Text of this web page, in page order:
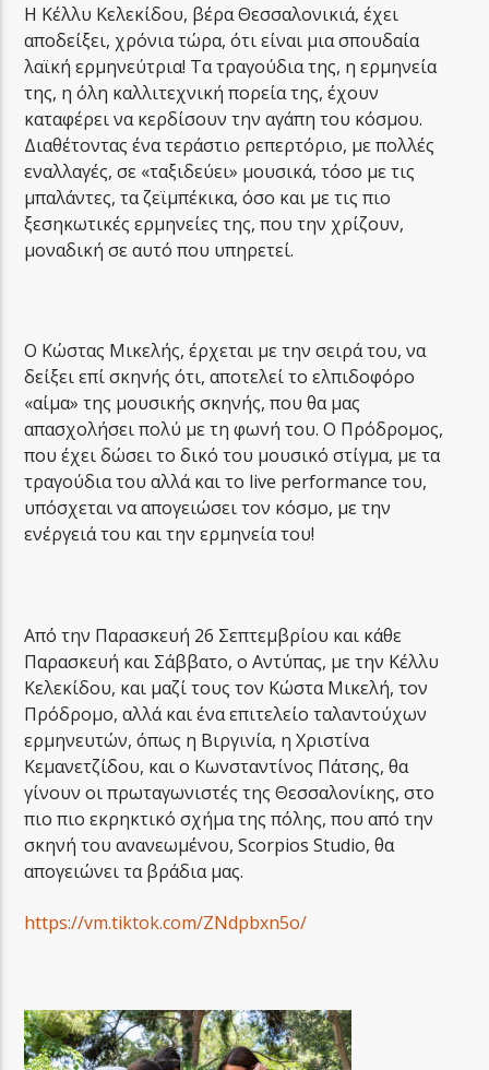
Η Κέλλυ Κελεκίδου, βέρα Θεσσαλονικιά, έχει
αποδείξει, χρόνια τώρα, ότι είναι μια σπουδαία
λαϊκή ερμηνεύτρια! Τα τραγούδια της, η ερμηνεία
της, η όλη καλλιτεχνική πορεία της, έχουν
καταφέρει να κερδίσουν την αγάπη του κόσμου.
Διαθέτοντας ένα τεράστιο ρεπερτόριο, με πολλές
εναλλαγές, σε «ταξιδεύει» μουσικά, τόσο με τις
μπαλάντες, τα ζεϊμπέκικα, όσο και με τις πιο
ξεσηκωτικές ερμηνείες της, που την χρίζουν,
μοναδική σε αυτό που υπηρετεί.
Ο Κώστας Μικελής, έρχεται με την σειρά του, να
δείξει επί σκηνής ότι, αποτελεί το ελπιδοφόρο
«αίμα» της μουσικής σκηνής, που θα μας
απασχολήσει πολύ με τη φωνή του. Ο Πρόδρομος,
που έχει δώσει το δικό του μουσικό στίγμα, με τα
τραγούδια του αλλά και το live performance του,
υπόσχεται να απογειώσει τον κόσμο, με την
ενέργειά του και την ερμηνεία του!
Από την Παρασκευή 26 Σεπτεμβρίου και κάθε
Παρασκευή και Σάββατο, ο Αντύπας, με την Κέλλυ
Κελεκίδου, και μαζί τους τον Κώστα Μικελή, τον
Πρόδρομο, αλλά και ένα επιτελείο ταλαντούχων
ερμηνευτών, όπως η Βιργινία, η Χριστίνα
Κεμανετζίδου, και ο Κωνσταντίνος Πάτσης, θα
γίνουν οι πρωταγωνιστές της Θεσσαλονίκης, στο
πιο πιο εκρηκτικό σχήμα της πόλης, που από την
σκηνή του ανανεωμένου, Scorpios Studio, θα
απογειώνει τα βράδια μας.
https://vm.tiktok.com/ZNdpbxn5o/